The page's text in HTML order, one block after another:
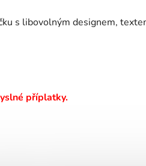
s libovolným designem,
příplatky.